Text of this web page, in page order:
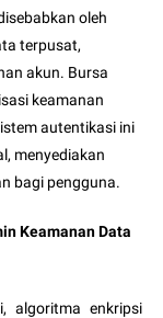
oleh
terpusat,
akun. Bursa
keamanan
autentikasi ini
menyediakan
bagi pengguna.
Keamanan Data
algoritma enkripsi